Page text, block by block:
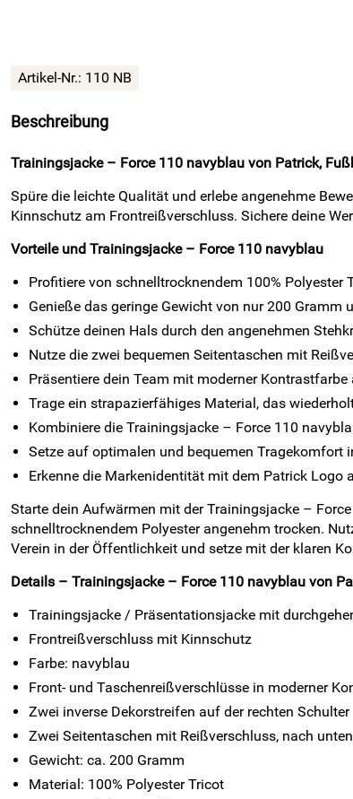
Artikel-Nr.: 110 NB
Beschreibung
Trainingsjacke – Force 110 navyblau von Patrick,
Spüre die leichte Qualität und erlebe angenehme
Kinnschutz am Frontreißverschluss. Sichere deine
Vorteile und Trainingsjacke – Force 110 navyblau
Profitiere von schnelltrocknendem 100%
Genieße das geringe Gewicht von nur 200
Schütze deinen Hals durch den angenehmen
Nutze die zwei bequemen Seitentaschen mit
Präsentiere dein Team mit moderner
Trage ein strapazierfähiges Material, das
Kombiniere die Trainingsjacke – Force 110
Setze auf optimalen und bequemen Tragekomfort
Erkenne die Markenidentität mit dem Patrick Logo
Starte dein Aufwärmen mit der Trainingsjacke –
schnelltrocknendem Polyester angenehm trocken.
Verein in der Öffentlichkeit und setze mit der klaren
Details – Trainingsjacke – Force 110 navyblau von
Trainingsjacke / Präsentationsjacke mit
Frontreißverschluss mit Kinnschutz
Farbe: navyblau
Front- und Taschenreißverschlüsse in moderner
Zwei inverse Dekorstreifen auf der rechten Schulter
Zwei Seitentaschen mit Reißverschluss, nach
Gewicht: ca. 200 Gramm
Material: 100% Polyester Tricot